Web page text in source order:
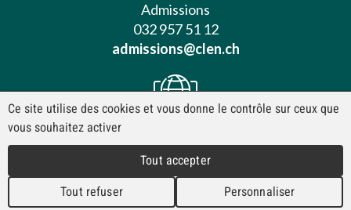
Admissions
032 957 51 12
admissions@clen.ch
Contact
Mentions légales
www.clinique-le-noirmont.ch
Ce site utilise des cookies et vous donne le contrôle sur ceux que
vous souhaitez activer
Tout accepter
Tout refuser Personnaliser